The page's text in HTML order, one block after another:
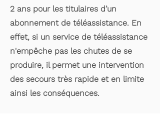
2 ans pour les titulaires d’un
abonnement de téléassistance. En
effet, si un service de téléassistance
n'empêche pas les chutes de se
produire, il permet une intervention
des secours très rapide et en limite
ainsi les conséquences.